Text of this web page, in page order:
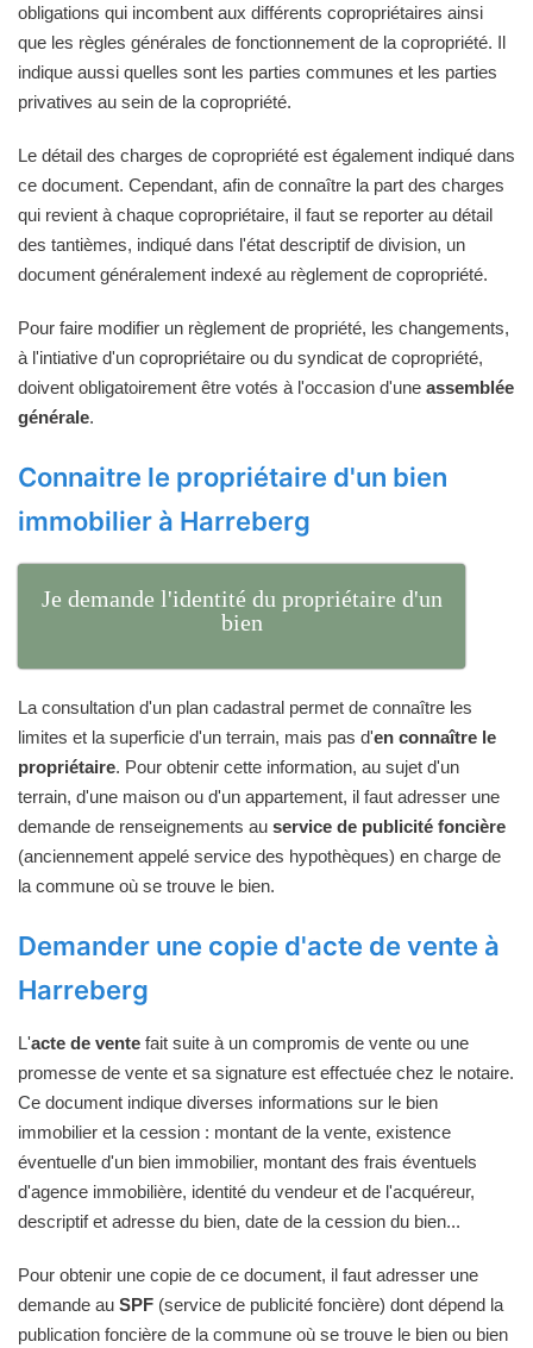
obligations qui incombent aux différents copropriétaires ainsi
que les règles générales de fonctionnement de la copropriété. Il
indique aussi quelles sont les parties communes et les parties
privatives au sein de la copropriété.
Le détail des charges de copropriété est également indiqué dans
ce document. Cependant, afin de connaître la part des charges
qui revient à chaque copropriétaire, il faut se reporter au détail
des tantièmes, indiqué dans l'état descriptif de division, un
document généralement indexé au règlement de copropriété.
Pour faire modifier un règlement de propriété, les changements,
à l'intiative d'un copropriétaire ou du syndicat de copropriété,
doivent obligatoirement être votés à l'occasion d'une assemblée
générale.
Connaitre le propriétaire d'un bien
immobilier à Harreberg
Je demande l'identité du propriétaire d'un
bien
La consultation d'un plan cadastral permet de connaître les
limites et la superficie d'un terrain, mais pas d'en connaître le
propriétaire. Pour obtenir cette information, au sujet d'un
terrain, d'une maison ou d'un appartement, il faut adresser une
demande de renseignements au service de publicité foncière
(anciennement appelé service des hypothèques) en charge de
la commune où se trouve le bien.
Demander une copie d'acte de vente à
Harreberg
L'acte de vente fait suite à un compromis de vente ou une
promesse de vente et sa signature est effectuée chez le notaire.
Ce document indique diverses informations sur le bien
immobilier et la cession : montant de la vente, existence
éventuelle d'un bien immobilier, montant des frais éventuels
d'agence immobilière, identité du vendeur et de l'acquéreur,
descriptif et adresse du bien, date de la cession du bien...
Pour obtenir une copie de ce document, il faut adresser une
demande au SPF (service de publicité foncière) dont dépend la
publication foncière de la commune où se trouve le bien ou bien